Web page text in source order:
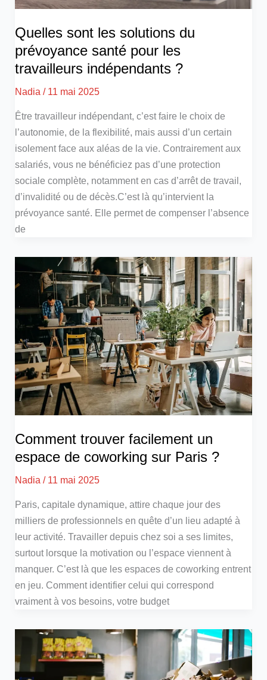
Quelles sont les solutions du
prévoyance santé pour les
travailleurs indépendants ?
Nadia/ 11 mai 2025
Être travailleur indépendant, c’est faire le choix de
l’autonomie, de la flexibilité, mais aussi d’un certain
isolement face aux aléas de la vie. Contrairement aux
salariés, vous ne bénéficiez pas d’une protection
sociale complète, notamment en cas d’arrêt de travail,
d’invalidité ou de décès.C’est là qu’intervient la
prévoyance santé. Elle permet de compenser l’absence
de
Comment trouver facilement un
espace de coworking sur Paris ?
Nadia/ 11 mai 2025
Paris, capitale dynamique, attire chaque jour des
milliers de professionnels en quête d’un lieu adapté à
leur activité. Travailler depuis chez soi a ses limites,
surtout lorsque la motivation ou l’espace viennent à
manquer. C’est là que les espaces de coworking entrent
en jeu. Comment identifier celui qui correspond
vraiment à vos besoins, votre budget